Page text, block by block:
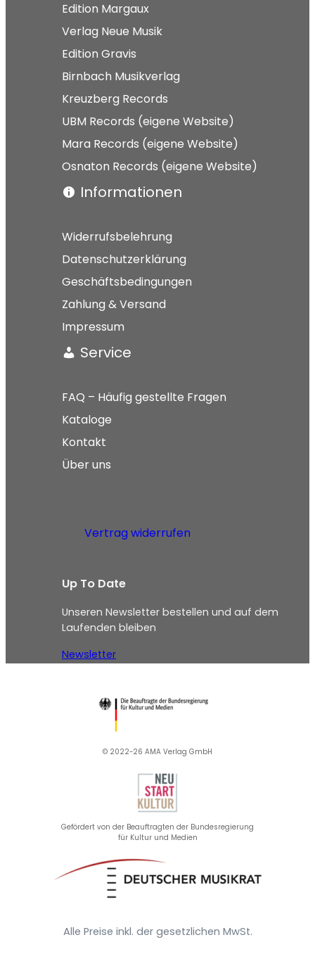
Edition Margaux
Verlag Neue Musik
Edition Gravis
Birnbach Musikverlag
Kreuzberg Records
UBM Records (eigene Website)
Mara Records (eigene Website)
Osnaton Records (eigene Website)
Informationen
Widerrufsbelehrung
Datenschutzerklärung
Geschäftsbedingungen
Zahlung & Versand
Impressum
Service
FAQ – Häufig gestellte Fragen
Kataloge
Kontakt
Über uns
Vertrag widerrufen
Up To Date
Unseren Newsletter bestellen und auf dem
Laufenden bleiben
Newsletter
© 2022-26 AMA Verlag GmbH​
Gefördert von der Beauftragten der Bundesregierung
für Kultur und Medien
Alle Preise inkl. der gesetzlichen MwSt.